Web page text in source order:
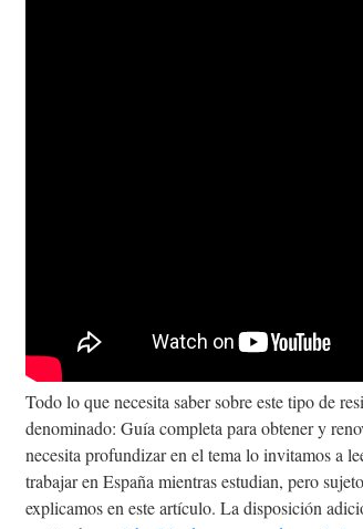
Todo lo que necesita saber sobre este tipo de
denominado: Guía completa para obtener y
necesita profundizar en el tema lo invitamos a
trabajar en España mientras estudian, pero
explicamos en este artículo. La disposición